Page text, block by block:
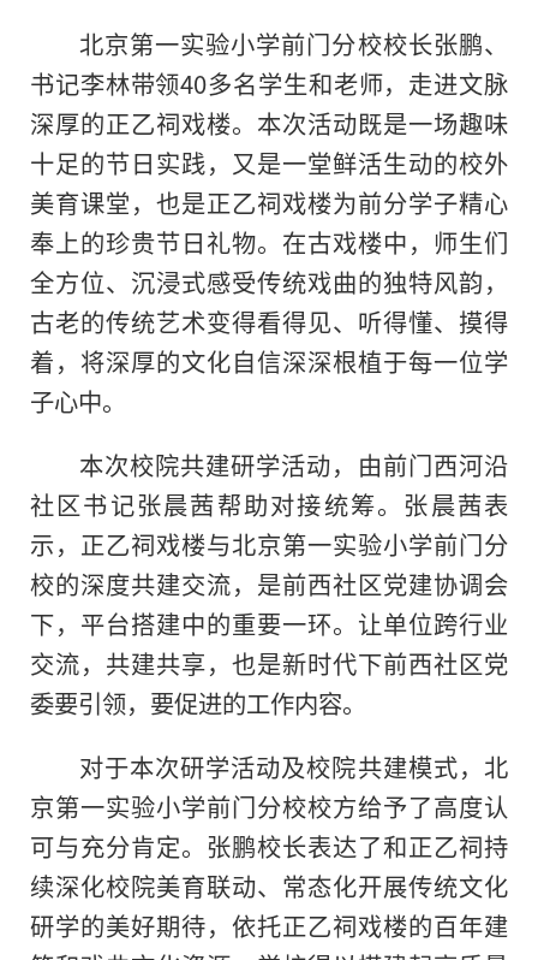
北京第一实验小学前门分校校长张鹏、
书记李林带领40多名学生和老师，走进文脉
深厚的正乙祠戏楼。本次活动既是一场趣味
十足的节日实践，又是一堂鲜活生动的校外
美育课堂，也是正乙祠戏楼为前分学子精心
奉上的珍贵节日礼物。在古戏楼中，师生们
全方位、沉浸式感受传统戏曲的独特风韵，
古老的传统艺术变得看得见、听得懂、摸得
着，将深厚的文化自信深深根植于每一位学
子心中。
本次校院共建研学活动，由前门西河沿
社区书记张晨茜帮助对接统筹。张晨茜表
示，正乙祠戏楼与北京第一实验小学前门分
校的深度共建交流，是前西社区党建协调会
下，平台搭建中的重要一环。让单位跨行业
交流，共建共享，也是新时代下前西社区党
委要引领，要促进的工作内容。
对于本次研学活动及校院共建模式，北
京第一实验小学前门分校校方给予了高度认
可与充分肯定。张鹏校长表达了和正乙祠持
续深化校院美育联动、常态化开展传统文化
研学的美好期待，依托正乙祠戏楼的百年建